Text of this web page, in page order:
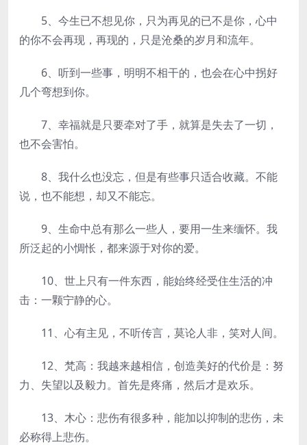
5、今生已不想见你，只为再见的已不是你，心中
的你不会再现，再现的，只是沧桑的岁月和流年。
6、听到一些事，明明不相干的，也会在心中拐好
几个弯想到你。
7、幸福就是只要牵对了手，就算是失去了一切，
也不会害怕。
8、我什么也没忘，但是有些事只适合收藏。不能
说，也不能想，却又不能忘。
9、生命中总有那么一些人，要用一生来缅怀。我
所泛起的小惆怅，都来源于对你的爱。
10、世上只有一件东西，能始终经受住生活的冲
击：一颗宁静的心。
11、心有主见，不听传言，莫论人非，笑对人间。
12、梵高：我越来越相信，创造美好的代价是：努
力、失望以及毅力。首先是疼痛，然后才是欢乐。
13、木心：悲伤有很多种，能加以抑制的悲伤，未
必称得上悲伤。